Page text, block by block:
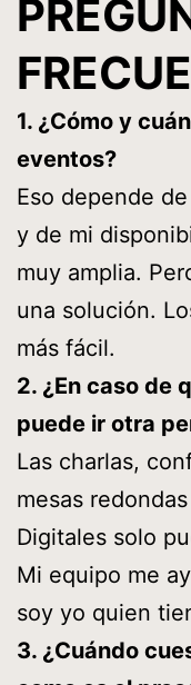
1. ¿Cómo y
eventos?
Eso depende
y de mi
muy amplia.
una solución.
más fácil.
2. ¿En caso de
puede ir otra
Las charlas,
mesas
Digitales solo
Mi equipo me
soy yo quien
3. ¿Cuándo